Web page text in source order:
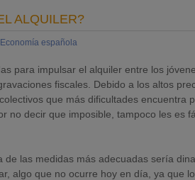
ALQUILER?
Economía española
para impulsar el alquiler entre los
fiscales. Debido a los altos
que más dificultades encuentra
no decir que imposible, tampoco les es
las medidas más adecuadas sería
algo que no ocurre hoy en día, ya que